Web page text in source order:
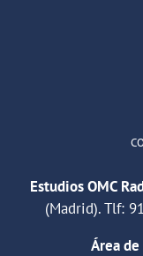
Estudios OMC
(Madrid). Tlf:
Área